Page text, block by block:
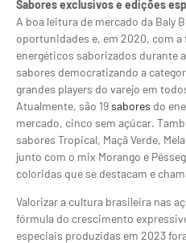
Sabores exclusivos e edições
A boa leitura de mercado da Baly
oportunidades e, em 2020, com
energéticos saborizados durante
sabores democratizando a
grandes players do varejo em
Atualmente, são 19sabores do
mercado, cinco sem açúcar.
sabores Tropical, Maçã Verde,
junto com o mix Morango e
coloridas que se destacam e
Valorizar a cultura brasileira nas
fórmula do crescimento
especiais produzidas em 2023